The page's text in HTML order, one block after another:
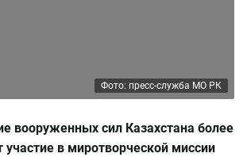
Фото: пресс-служба МО РК
вооруженных сил Казахстана более
в миротворческой миссии